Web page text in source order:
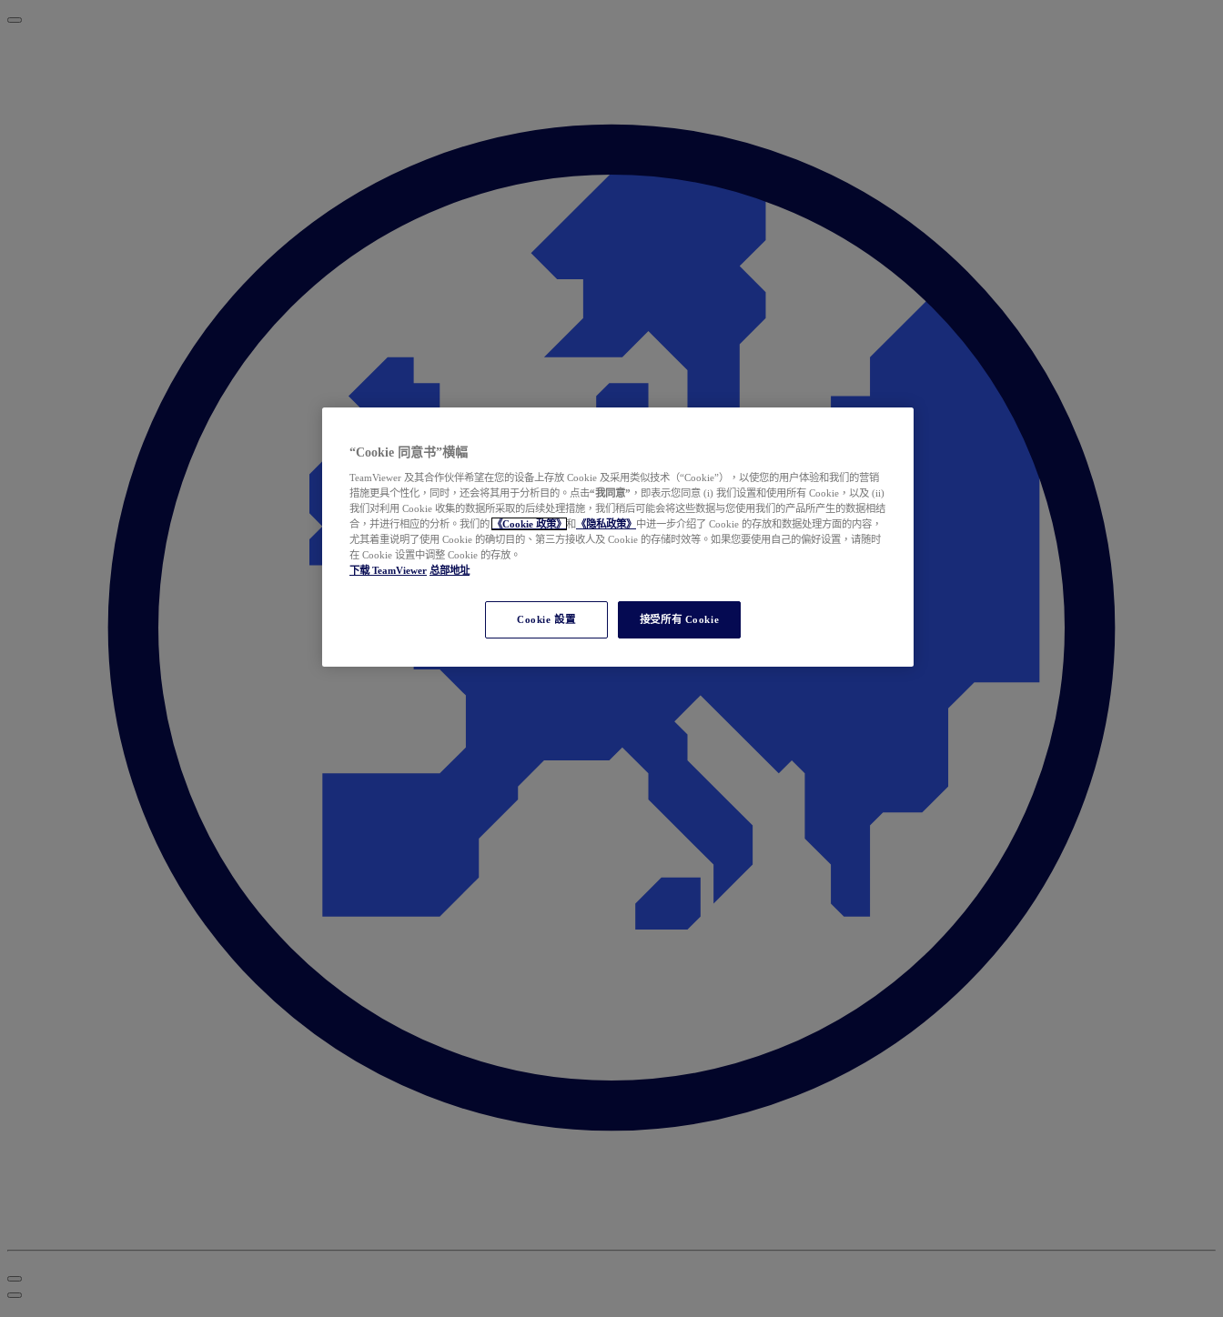
“Cookie 同意书”横幅
TeamViewer 及其合作伙伴希望在您的设备上存放 Cookie 及采用类似技术（“Cookie”），以使您的用户体验和我们的营销
措施更具个性化，同时，还会将其用于分析目的。点击“我同意” ，即表示您同意 (i) 我们设置和使用所有 Cookie，以及 (ii)
我们对利用 Cookie 收集的数据所采取的后续处理措施，我们稍后可能会将这些数据与您使用我们的产品所产生的数据相结
合，并进行相应的分析。我们的
《Cookie 政策》 和 《隐私政策》 中进一步介绍了 Cookie 的存放和数据处理方面的内容，
尤其着重说明了使用 Cookie 的确切目的、第三方接收人及 Cookie 的存储时效等。如果您要使用自己的偏好设置，请随时
在 Cookie 设置中调整 Cookie 的存放。
下载 TeamViewer 总部地址
Cookie 設置 接受所有 Cookie